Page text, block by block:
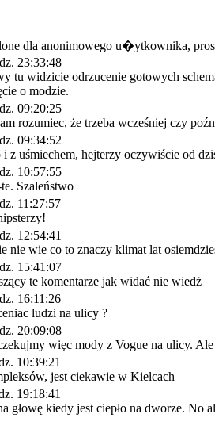
dla anonimowego u�ytkownika,
23:33:48
tu widzicie odrzucenie gotowych
o modzie.
09:20:25
rozumiec, że trzeba wcześniej czy
09:34:52
z uśmiechem, hejterzy oczywiście od
10:57:55
Szaleństwo
11:27:57
12:54:41
nie wie co to znaczy klimat lat
15:41:07
te komentarze jak widać nie wiedż
16:11:26
ludzi na ulicy ?
20:09:08
więc mody z Vogue na ulicy.
10:39:21
jest ciekawie w Kielcach
19:18:41
głowę kiedy jest ciepło na dworze. No